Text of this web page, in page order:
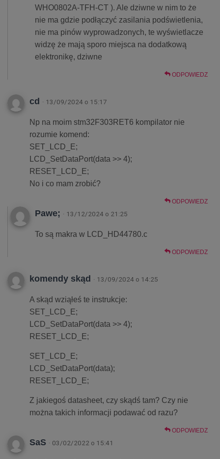
WHO0802A-TFH-CT ). Ale dziwne w nim to że
nie ma gdzie podłączyć zasilania podświetlenia,
nie ma pinów wyprowadzonych, te wyświetlacze
widzę że mają sporo miejsca na dodatkową
elektronikę, dziwne
ODPOWIEDZ
cd · 13/09/2024 o 15:17
Np na moim stm32F303RET6 kompilator nie
rozumie komend:
SET_LCD_E;
LCD_SetDataPort(data >> 4);
RESET_LCD_E;
No i co mam zrobić?
ODPOWIEDZ
Pawe; · 13/12/2024 o 21:25
To są makra w LCD_HD44780.c
ODPOWIEDZ
komendy skąd · 13/09/2024 o 14:25
A skąd wziąłeś te instrukcje:
SET_LCD_E;
LCD_SetDataPort(data >> 4);
RESET_LCD_E;
SET_LCD_E;
LCD_SetDataPort(data);
RESET_LCD_E;
Z jakiegoś datasheet, czy skądś tam? Czy nie
można takich informacji podawać od razu?
ODPOWIEDZ
SaS · 03/02/2022 o 15:41